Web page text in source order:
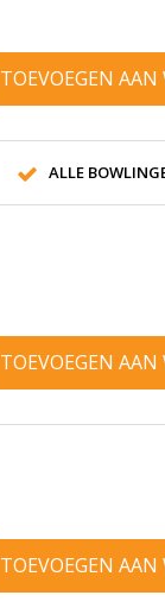
TOEVOEGEN
ALLE
TOEVOEGEN
TOEVOEGEN